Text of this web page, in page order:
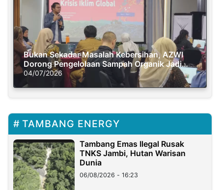
Bukan Sekadar Masalah Kebersihan, AZWI
Dorong Pengelolaan Sampah Organik Jadi
Solusi Krisis Iklim
04/07/2026
TAMBANG ENERGY
Tambang Emas Ilegal Rusak
TNKS Jambi, Hutan Warisan
Dunia
06/08/2026 - 16:23